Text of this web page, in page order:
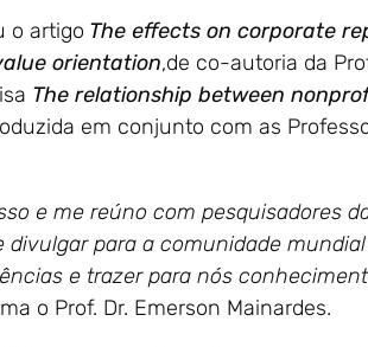
o artigo The effects on corporate
orientation,de co-autoria da
The relationship between
em conjunto com as
e me reúno com pesquisadores
para a comunidade
e trazer para nós
o Prof. Dr. Emerson Mainardes.